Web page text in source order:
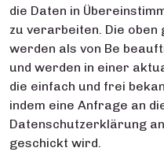
die Daten in
zu verarbeiten. Die
werden als von Be
und werden in einer
die einfach und frei
indem eine Anfrage an
Datenschutzerklärung
geschickt wird.